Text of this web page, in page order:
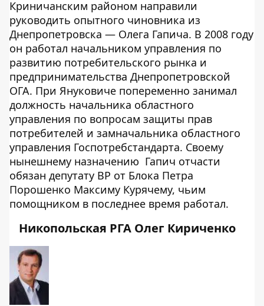
Криничанским районом направили
руководить опытного чиновника из
Днепропетровска — Олега Гапича. В 2008 году
он работал начальником управления по
развитию потребительского рынка и
предпринимательства Днепропетровской
ОГА. При Януковиче попеременно занимал
должность начальника областного
управления по вопросам защиты прав
потребителей и замначальника областного
управления Госпотребстандарта. Своему
нынешнему назначению Гапич отчасти
обязан депутату ВР от Блока Петра
Порошенко Максиму Курячему, чьим
помощником в последнее время работал.
Никопольская РГА Олег Кириченко